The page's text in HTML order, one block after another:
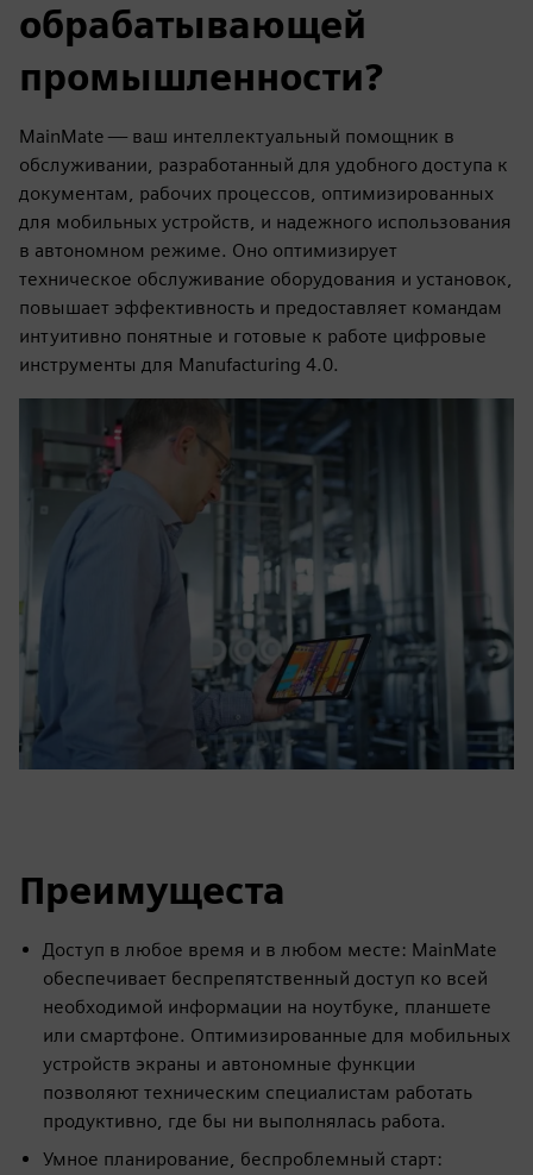
обрабатывающей
промышленности?
MainMate — ваш интеллектуальный помощник в
обслуживании, разработанный для удобного доступа к
документам, рабочих процессов, оптимизированных
для мобильных устройств, и надежного использования
в автономном режиме. Оно оптимизирует
техническое обслуживание оборудования и установок,
повышает эффективность и предоставляет командам
интуитивно понятные и готовые к работе цифровые
инструменты для Manufacturing 4.0.
Преимущеста
Доступ в любое время и в любом месте: MainMate
обеспечивает беспрепятственный доступ ко всей
необходимой информации на ноутбуке, планшете
или смартфоне. Оптимизированные для мобильных
устройств экраны и автономные функции
позволяют техническим специалистам работать
продуктивно, где бы ни выполнялась работа.
Умное планирование, беспроблемный старт: